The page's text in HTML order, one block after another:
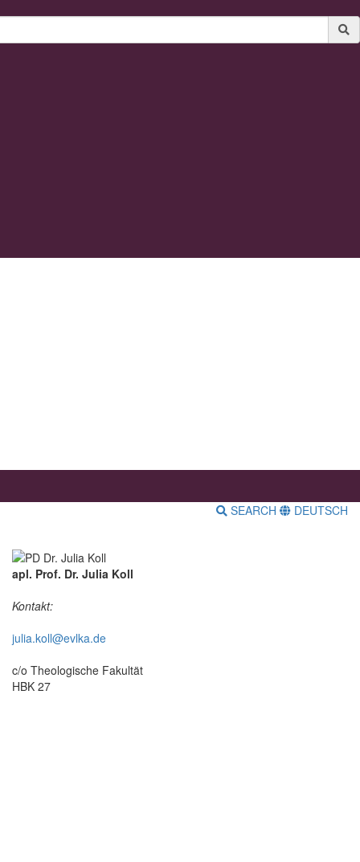
SEARCH DEUTSCH
apl. Prof. Dr. Julia Koll
Kontakt:
julia.koll@evlka.de
c/o Theologische Fakultät
HBK 27